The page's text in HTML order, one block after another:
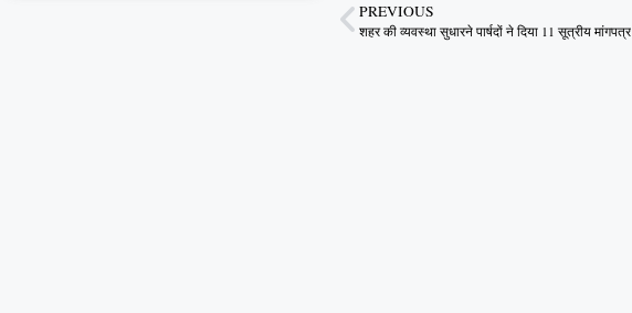
PREVIOUS
शहर की व्यवस्था सुधारने पार्षदों ने दिया 11 सूत्रीय मांगपत्र